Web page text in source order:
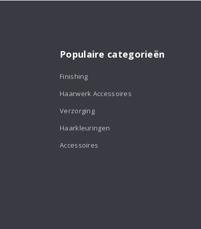
Populaire categorieën
Finishing
Haarwerk Accessoires
Verzorging
Haarkleuringen
Accessoires